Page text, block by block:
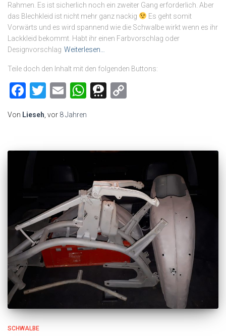
Rahmen. Es ist sicherlich noch ein zweiter Gang erforderlich. Aber
das Blechkleid ist nicht mehr ganz nackig
Es geht somit
Vorwärts und es wird spannend wie die Schwalbe wirkt wenn es ihr
Lackkleid bekommt. Habt ihr einen Farbvorschlag oder
Designvorschlag Weiterlesen…
Teile doch den Inhalt mit den folgenden Buttons:
Facebook
Twitter
EmailWhatsApp
Threema
Von Lieseh , vor 8 Jahren
SCHWALBE